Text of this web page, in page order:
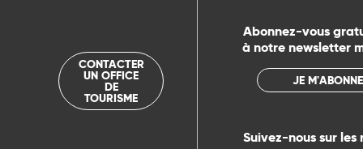
CONTACTER
UN OFFICE
DE
TOURISME
Abonnez-vous
à notre newsletter
JE M'ABONNE
Suivez-nous sur les